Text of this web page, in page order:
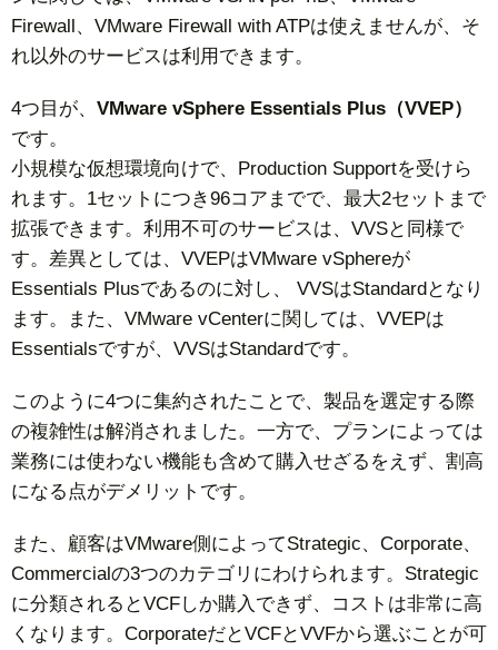
Firewall、VMware Firewall with ATPは使えませんが、そ
れ以外のサービスは利用できます。
4つ目が、 VMware vSphere Essentials Plus（VVEP）
です。
小規模な仮想環境向けで、Production Supportを受けら
れます。1セットにつき96コアまでで、最大2セットまで
拡張できます。利用不可のサービスは、VVSと同様で
す。差異としては、VVEPはVMware vSphereが
Essentials Plusであるのに対し、 VVSはStandardとなり
ます。また、VMware vCenterに関しては、VVEPは
Essentialsですが、VVSはStandardです。
このように4つに集約されたことで、製品を選定する際
の複雑性は解消されました。一方で、プランによっては
業務には使わない機能も含めて購入せざるをえず、割高
になる点がデメリットです。
また、顧客はVMware側によってStrategic、Corporate、
Commercialの3つのカテゴリにわけられます。Strategic
に分類されるとVCFしか購入できず、コストは非常に高
くなります。CorporateだとVCFとVVFから選ぶことが可